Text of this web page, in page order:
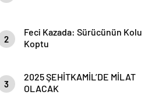
2
Feci Kazada: Sürücünün Kolu
Koptu
3
2025 ŞEHİTKAMİL’DE MİLAT
OLACAK